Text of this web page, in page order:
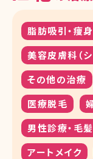
脂肪吸引・痩身
美容皮膚科（シ
その他の治療
医療脱毛
男性診療・毛
アートメイク